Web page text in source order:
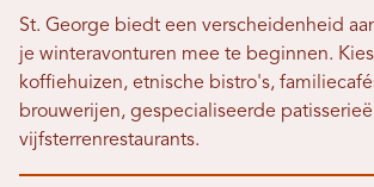
St. George biedt een verscheidenheid
je winteravonturen mee te beginnen.
koffiehuizen, etnische bistro's,
brouwerijen, gespecialiseerde
vijfsterrenrestaurants.